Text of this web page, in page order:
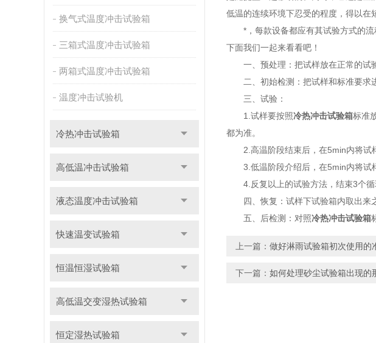
换气式温度冲击试验箱
三箱式温度冲击试验箱
两箱式温度冲击试验箱
温度冲击试验机
冷热冲击试验箱
高低温冲击试验箱
液态温度冲击试验箱
快速温变试验箱
恒温恒湿试验箱
高低温交变湿热试验箱
恒定湿热试验箱
低温的连续环境下忍受的程度，得以在
*，每款设备都应有其试验方式的流
下面我们一起来看看吧！
一、预处理：把试样放在正常的试验
二、初始检测：把试样和标准要求进
三、试验：
1.试样要按照冷热冲击试验箱标准
都为准。
2.高温阶段结束后，在5min内将试样
3.低温阶段介绍后，在5min内将试样
4.反复以上的试验方法，结束3个循
四、恢复：试样下试验箱内取出来之
五、后检测：对照冷热冲击试验箱
上一篇： 做好淋雨试验箱初次使用的
下一篇： 如何处理砂尘试验箱出现的